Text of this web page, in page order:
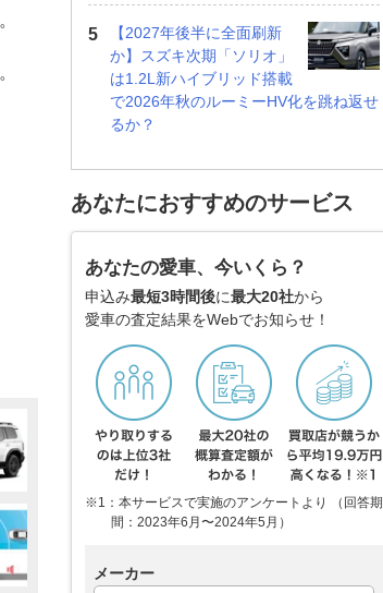
【2027年後半に全面刷新
か】スズキ次期「ソリオ」
は1.2L新ハイブリッド搭載
で2026年秋のルーミーHV化を跳ね返せ
るか？
あなたにおすすめのサービス
あなたの愛車、今いくら？
申込み最短3時間後に最大20社から
愛車の査定結果をWebでお知らせ！
※1：本サービスで実施のアンケートより （回答期
間：2023年6月〜2024年5月）
メーカー